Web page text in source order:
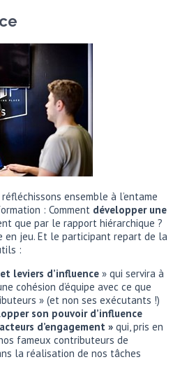
ensemble à l’entame
: Comment développer une
que par le rapport hiérarchique ?
en jeu. Et le participant repart de la
:
leviers d’influence » qui servira à
cohésion d’équipe avec ce que
» (et non ses exécutants !)
son pouvoir d’influence
d’engagement » qui, pris en
fameux contributeurs de
la réalisation de nos tâches